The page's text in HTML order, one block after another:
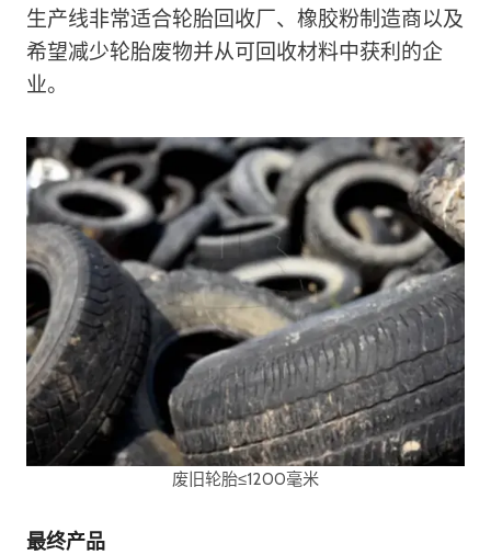
生产线非常适合轮胎回收厂、橡胶粉制造商以及
希望减少轮胎废物并从可回收材料中获利的企
业。
废旧轮胎≤1200毫米
最终产品